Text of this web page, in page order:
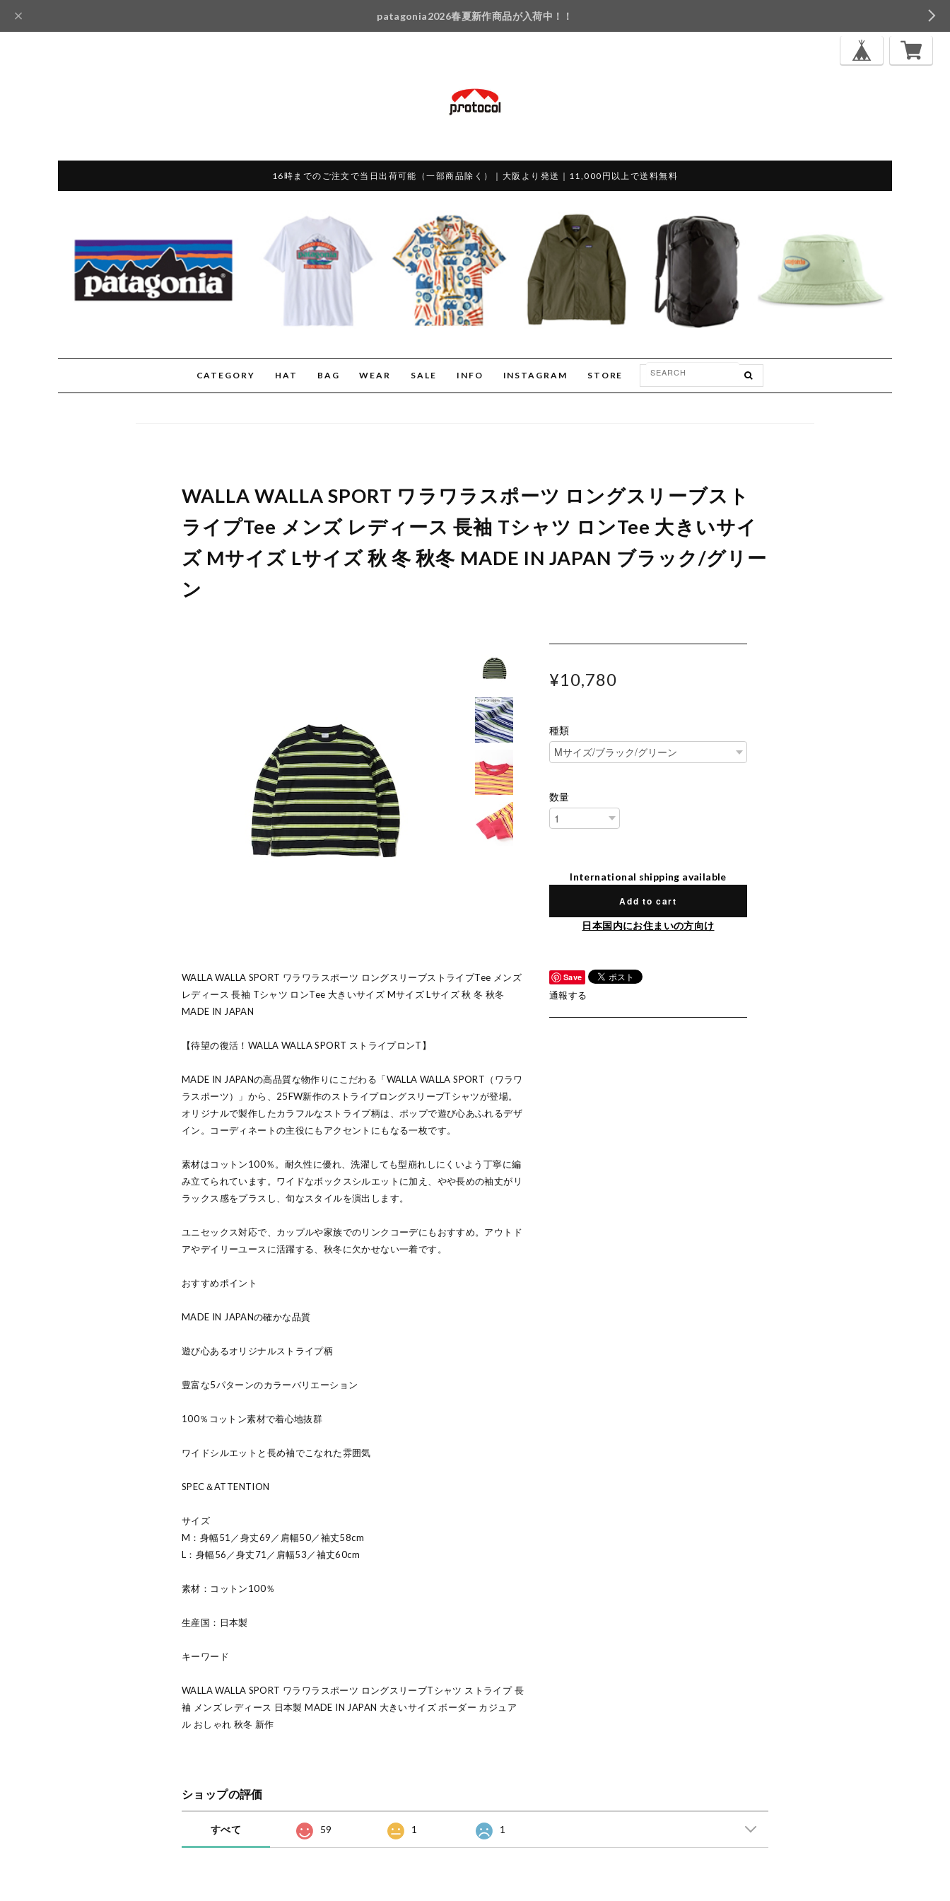
patagonia2026春夏新作商品が入荷中！！
16時までのご注文で当日出荷可能（一部商品除く）｜大阪より発送｜11,000円以上で送料無料
CATEGORY HAT BAG WEAR SALE INFO INSTAGRAM STORE
WALLA WALLA SPORT ワラワラスポーツ ロングスリーブスト
ライプTee メンズ レディース 長袖 Tシャツ ロンTee 大きいサイ
ズ Mサイズ Lサイズ 秋 冬 秋冬 MADE IN JAPAN ブラック/グリー
ン
WALLA WALLA SPORT ワラワラスポーツ ロングスリーブストライプTee メンズ
レディース 長袖 Tシャツ ロンTee 大きいサイズ Mサイズ Lサイズ 秋 冬 秋冬
MADE IN JAPAN
【待望の復活！WALLA WALLA SPORT ストライプロンT】
MADE IN JAPANの高品質な物作りにこだわる「WALLA WALLA SPORT（ワラワ
ラスポーツ）」から、25FW新作のストライプロングスリーブTシャツが登場。
オリジナルで製作したカラフルなストライプ柄は、ポップで遊び心あふれるデザ
イン。コーディネートの主役にもアクセントにもなる一枚です。
素材はコットン100％。耐久性に優れ、洗濯しても型崩れしにくいよう丁寧に編
み立てられています。ワイドなボックスシルエットに加え、やや長めの袖丈がリ
ラックス感をプラスし、旬なスタイルを演出します。
ユニセックス対応で、カップルや家族でのリンクコーデにもおすすめ。アウトド
アやデイリーユースに活躍する、秋冬に欠かせない一着です。
おすすめポイント
MADE IN JAPANの確かな品質
遊び心あるオリジナルストライプ柄
豊富な5パターンのカラーバリエーション
100％コットン素材で着心地抜群
ワイドシルエットと長め袖でこなれた雰囲気
SPEC＆ATTENTION
サイズ
M：身幅51／身丈69／肩幅50／袖丈58cm
L：身幅56／身丈71／肩幅53／袖丈60cm
素材：コットン100％
生産国：日本製
キーワード
WALLA WALLA SPORT ワラワラスポーツ ロングスリーブTシャツ ストライプ 長
袖 メンズ レディース 日本製 MADE IN JAPAN 大きいサイズ ボーダー カジュア
ル おしゃれ 秋冬 新作
¥10,780
種類
数量
International shipping available
Add to cart
日本国内にお住まいの方向け
Save
通報する
ショップの評価
すべて 59 1 1